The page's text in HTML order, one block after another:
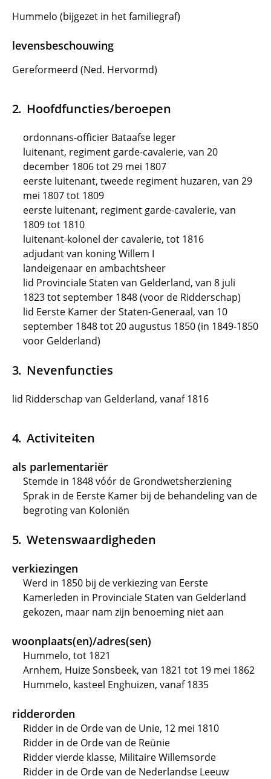
Hummelo (bijgezet in het familiegraf)
levensbeschouwing
Gereformeerd (Ned. Hervormd)
Hoofdfuncties/beroepen
ordonnans-officier Bataafse leger
luitenant, regiment garde-cavalerie, van 20
december 1806 tot 29 mei 1807
eerste luitenant, tweede regiment huzaren, van 29
mei 1807 tot 1809
eerste luitenant, regiment garde-cavalerie, van
1809 tot 1810
luitenant-kolonel der cavalerie, tot 1816
adjudant van koning Willem I
landeigenaar en ambachtsheer
lid Provinciale Staten van Gelderland, van 8 juli
1823 tot september 1848 (voor de Ridderschap)
lid Eerste Kamer der Staten-Generaal, van 10
september 1848 tot 20 augustus 1850 (in 1849-1850
voor Gelderland)
Nevenfuncties
lid Ridderschap van Gelderland, vanaf 1816
Activiteiten
als parlementariër
Stemde in 1848 vóór de Grondwetsherziening
Sprak in de Eerste Kamer bij de behandeling van de
begroting van Koloniën
Wetenswaardigheden
verkiezingen
Werd in 1850 bij de verkiezing van Eerste
Kamerleden in Provinciale Staten van Gelderland
gekozen, maar nam zijn benoeming niet aan
woonplaats(en)/adres(sen)
Hummelo, tot 1821
Arnhem, Huize Sonsbeek, van 1821 tot 19 mei 1862
Hummelo, kasteel Enghuizen, vanaf 1835
ridderorden
Ridder in de Orde van de Unie, 12 mei 1810
Ridder in de Orde van de Reünie
Ridder vierde klasse, Militaire Willemsorde
Ridder in de Orde van de Nederlandse Leeuw